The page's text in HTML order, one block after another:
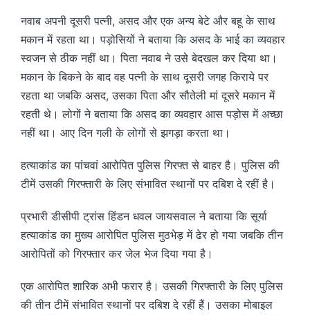
नवाब अपनी दूसरी पत्नी, असद और एक अन्य बेटे और बहू के साथ
मकान में रहता था। पड़ोसियों ने बताया कि असद के भाई का व्यवहार
स्वजन से ठीक नहीं था। पिता नवाब ने उसे बेदखल कर दिया था।
मकान के बिकने के बाद वह पत्नी के साथ दूसरी जगह किराये पर
रहता था जबकि असद, उसका पिता और सौतेली मां दूसरे मकान में
रहती थे। लोगों ने बताया कि असद का व्यवहार आस पड़ोस में अच्छा
नहीं था। आए दिन गली के लोगों से झगड़ा करता था।
हत्याकांड का पांचवां आरोपित पुलिस गिरफ्त से बाहर है। पुलिस की
टीमें उसकी गिरफ्तारी के लिए संभावित स्थानों पर दबिश दे रहीं है।
प्रभारी डीसीपी ट्रांस हिंडन धवल जायसवाल ने बताया कि सूर्या
हत्याकांड का मुख्य आरोपित पुलिस मुठभेड़ में ढेर हो गया जबकि तीन
आरोपितों को गिरफ्तार कर जेल भेज दिया गया है।
एक आरोपित शारिक अभी फरार है। उसकी गिरफ्तारी के लिए पुलिस
की तीन टीमें संभावित स्थानों पर दबिश दे रहीं हैं। उसका मोबाइल